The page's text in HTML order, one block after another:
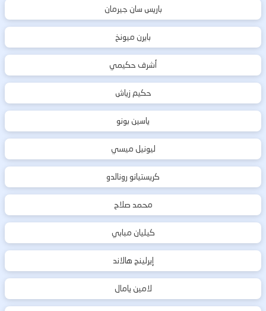
باريس سان جيرمان
بايرن ميونخ
أشرف حكيمي
حكيم زياش
ياسين بونو
ليونيل ميسي
كريستيانو رونالدو
محمد صلاح
كيليان مبابي
إيرلينج هالاند
لامين يامال